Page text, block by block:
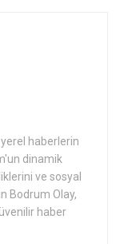
haberlerin
dinamik
ve sosyal
Bodrum Olay,
haber